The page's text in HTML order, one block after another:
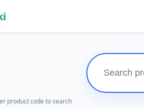
product code to search